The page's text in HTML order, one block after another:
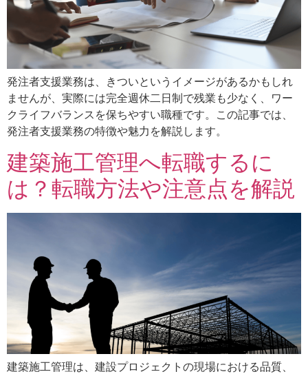
発注者支援業務は、きついというイメージがあるかもしれ
ませんが、実際には完全週休二日制で残業も少なく、ワー
クライフバランスを保ちやすい職種です。この記事では、
発注者支援業務の特徴や魅力を解説します。
建築施工管理へ転職するに
は？転職方法や注意点を解説
建築施工管理は、建設プロジェクトの現場における品質、